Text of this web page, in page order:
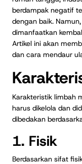
berdampak negatif
dengan baik.
dimanfaatkan
Artikel ini akan
dan cara mendaur
Karakteristik limbah
harus dikelola dan
dibedakan
1. Fisik
Berdasarkan sifat